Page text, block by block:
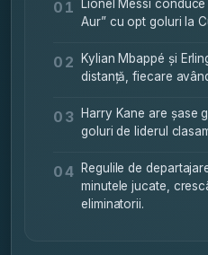
01
Lionel Messi
Aur” cu opt goluri la
02
Kylian Mbappé și
distanță, fiecare
03
Harry Kane are șase
goluri de liderul
04
Regulile de
minutele jucate,
eliminatorii.